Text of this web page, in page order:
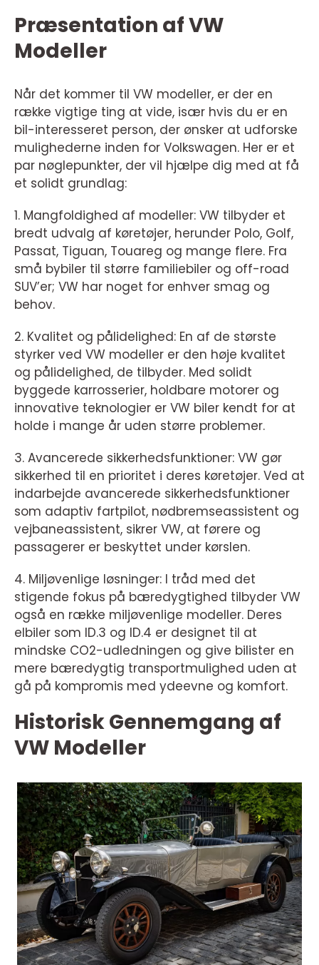
Præsentation af VW
Modeller
Når det kommer til VW modeller, er der en
række vigtige ting at vide, især hvis du er en
bil-interesseret person, der ønsker at udforske
mulighederne inden for Volkswagen. Her er et
par nøglepunkter, der vil hjælpe dig med at få
et solidt grundlag:
1. Mangfoldighed af modeller: VW tilbyder et
bredt udvalg af køretøjer, herunder Polo, Golf,
Passat, Tiguan, Touareg og mange flere. Fra
små bybiler til større familiebiler og off-road
SUV’er; VW har noget for enhver smag og
behov.
2. Kvalitet og pålidelighed: En af de største
styrker ved VW modeller er den høje kvalitet
og pålidelighed, de tilbyder. Med solidt
byggede karrosserier, holdbare motorer og
innovative teknologier er VW biler kendt for at
holde i mange år uden større problemer.
3. Avancerede sikkerhedsfunktioner: VW gør
sikkerhed til en prioritet i deres køretøjer. Ved at
indarbejde avancerede sikkerhedsfunktioner
som adaptiv fartpilot, nødbremseassistent og
vejbaneassistent, sikrer VW, at førere og
passagerer er beskyttet under kørslen.
4. Miljøvenlige løsninger: I tråd med det
stigende fokus på bæredygtighed tilbyder VW
også en række miljøvenlige modeller. Deres
elbiler som ID.3 og ID.4 er designet til at
mindske CO2-udledningen og give bilister en
mere bæredygtig transportmulighed uden at
gå på kompromis med ydeevne og komfort.
Historisk Gennemgang af
VW Modeller